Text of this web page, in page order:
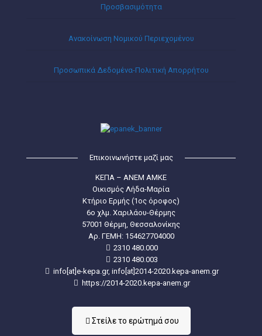
Προσβασιμότητα
Ανακοίνωση Νομικού Περιεχομένου
Προσωπικά Δεδομένα-Πολιτική Απορρήτου
Επικοινωνήστε μαζί μας
ΚΕΠΑ – ΑΝΕΜ ΑΜΚΕ
Οικισμός Λήδα-Μαρία
Κτήριο Ερμής (1ος όροφος)
6ο χλμ. Χαριλάου-Θέρμης
57001 Θέρμη, Θεσσαλονίκης
Aρ. ΓΕΜΗ: 154627704000
2310 480.000
2310 480.003
info[at]e-kepa.gr, info[at]2014-2020.kepa-anem.gr
https://2014-2020.kepa-anem.gr
Στείλε τo ερώτημά σου